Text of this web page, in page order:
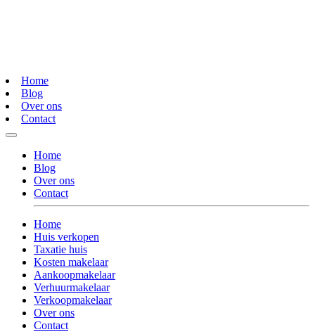
Home
Blog
Over ons
Contact
Home
Blog
Over ons
Contact
Home
Huis verkopen
Taxatie huis
Kosten makelaar
Aankoopmakelaar
Verhuurmakelaar
Verkoopmakelaar
Over ons
Contact